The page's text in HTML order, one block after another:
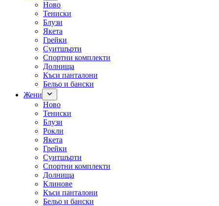
Ново
Тениски
Блузи
Якета
Грейки
Суитшърти
Спортни комплекти
Долнища
Къси панталони
Бельо и бански
Жени
Ново
Тениски
Блузи
Рокли
Якета
Грейки
Суитшърти
Спортни комплекти
Долнища
Клинове
Къси панталони
Бельо и бански